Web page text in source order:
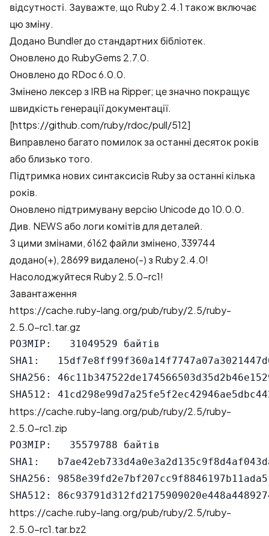
відсутності. Зауважте, що Ruby 2.4.1 також включає
цю зміну.
Додано Bundler до стандартних бібліотек.
Оновлено до RubyGems 2.7.0.
Оновлено до RDoc 6.0.0.
Змінено лексер з IRB на Ripper; це значно покращує
швидкість генерації документації.
[https://github.com/ruby/rdoc/pull/512]
Виправлено багато помилок за останні десяток років
або близько того.
Підтримка нових синтаксисів Ruby за останні кілька
років.
Оновлено підтримувану версію Unicode до 10.0.0.
Див. NEWSабо логи комітів для деталей.
З цими змінами,6162 файли змінено, 339744
додано(+), 28699 видалено(-)з Ruby 2.4.0!
Насолоджуйтеся Ruby 2.5.0-rc1!
Завантаження
https://cache.ruby-lang.org/pub/ruby/2.5/ruby-
2.5.0-rc1.tar.gz
РОЗМІР:   31049529 байтів
SHA1:
SHA256:
https://cache.ruby-lang.org/pub/ruby/2.5/ruby-
2.5.0-rc1.zip
РОЗМІР:   35579788 байтів
SHA1:
SHA256:
https://cache.ruby-lang.org/pub/ruby/2.5/ruby-
2.5.0-rc1.tar.bz2